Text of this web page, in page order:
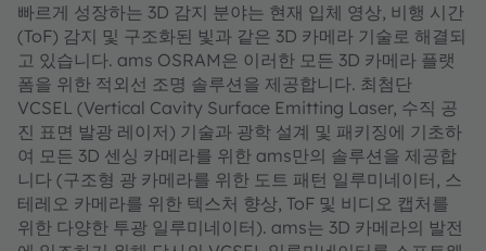
빠르게 성장하는 3D 감지 분야는 현재 입체 영상, 비행 시간
(ToF) 감지 및 구조화된 빛과 같은 3D 카메라 기술로 해결되
고 있습니다. ams OSRAM은 이러한 모든 3D 카메라 플랫
폼을 위한 적외선 조명 솔루션을 제공합니다. 최첨단
VCSEL (Vertical Cavity Surface Emitting Laser, 수직 공
진 표면 발광 레이저) 기술과 광학 설계 및 패키징에 기초하
여 모든 3D 센싱 카메라를 위한 ams만의 솔루션을 제공합
니다 (구조형 광 카메라를 위한 도트 패턴 일루미네이터, 스
테레오 카메라를 위한 텍스처 향상, ToF 및 비디오 캡처를
위한 다양한 투광 일루미네이터). ams는 3D 카메라의 발전